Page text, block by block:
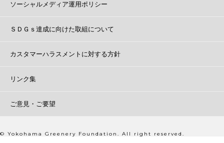
ソーシャルメディア運用ポリシー
ＳＤＧｓ達成に向けた取組について
カスタマーハラスメントに対する方針
リンク集
ご意見・ご要望
© Yokohama Greenery Foundation. All right reserved.